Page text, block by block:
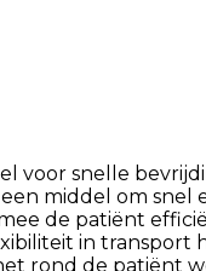
snelle
middel om
de patiënt
in
rond de patiënt